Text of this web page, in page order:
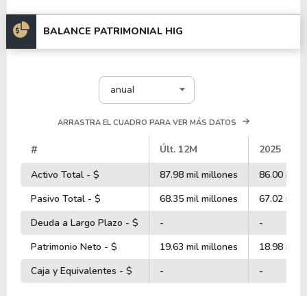
BALANCE PATRIMONIAL HIG
anual
ARRASTRA EL CUADRO PARA VER MÁS DATOS
# Últ. 12M
2025
Activo Total - $
87.98 mil millones
86.00 mil
Pasivo Total - $
68.35 mil millones
67.02 mil
Deuda a Largo Plazo - $
-
-
Patrimonio Neto - $
19.63 mil millones
18.98 mil
Caja y Equivalentes - $
- -